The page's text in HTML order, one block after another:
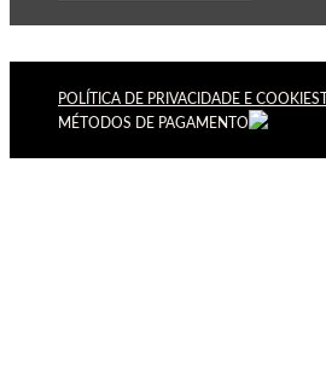
POLÍTICA DE PRIVACIDADE E COOKIES
MÉTODOS DE PAGAMENTO